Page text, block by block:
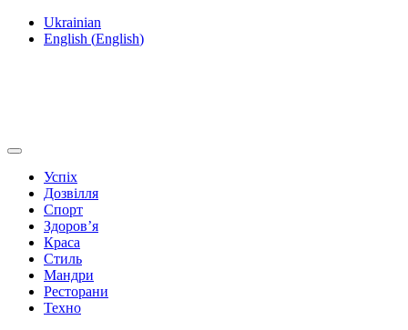
Ukrainian
English (English)
Успіх
Дозвілля
Спорт
Здоров’я
Краса
Стиль
Мандри
Ресторани
Техно